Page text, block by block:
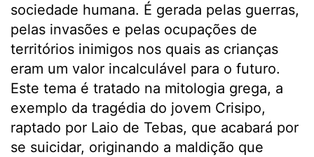
sociedade humana. É gerada pelas guerras,
pelas invasões e pelas ocupações de
territórios inimigos nos quais as crianças
eram um valor incalculável para o futuro.
Este tema é tratado na mitologia grega, a
exemplo da tragédia do jovem Crisipo,
raptado por Laio de Tebas, que acabará por
se suicidar, originando a maldição que